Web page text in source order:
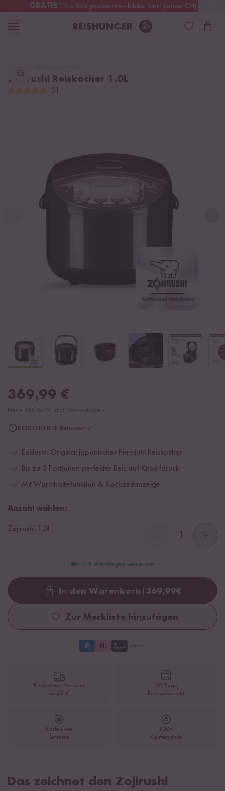
GRATIS* 4 x Reis probieren - klicke hier! (ohne CH)
Deutschland Kostenloser Versand
finden ...
Zojirushi Reiskocher 1,0L
31
369,99 €
KOSTENFREIE Retouren
Exklusiv: Original japanischer Premium Reiskocher
Bis zu 5 Portionen perfekter Reis auf Knopfdruck
Mit Warmhaltefunktion & Kochzeitanzeige
Anzahl wählen:
Zojirushi 1,0l
In 1-3 Werktagen versendet
Loading...
In den Warenkorb 369,99€
Zur Merkliste hinzufügen
Kostenloser Versand
ab 49 €
30 Tage
Rückgaberecht
Kostenlose
Retouren
100%
Käuferschutz
Das zeichnet den Zojirushi